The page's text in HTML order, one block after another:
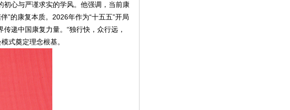
初心与严谨求实的学风。他强调，当前康
”的康复本质。2026年作为“十五五”开局
递中国康复力量。“独行快，众行远，
式奠定理念根基。